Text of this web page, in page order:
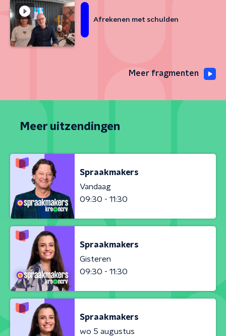
Afrekenen met schulden
Meer fragmenten
Meer uitzendingen
Spraakmakers
Vandaag
09:30 - 11:30
Spraakmakers
Gisteren
09:30 - 11:30
Spraakmakers
wo 5 augustus